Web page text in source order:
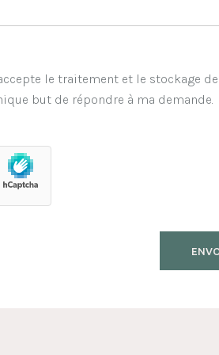
le traitement et le stockage
but de répondre à ma demande.